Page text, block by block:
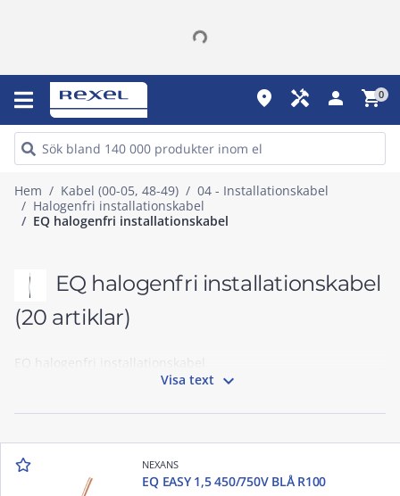
place handyman person shopping_cart0
Hem Kabel (00-05, 48-49)
04 - Installationskabel
Halogenfri installationskabel
EQ halogenfri installationskabel
EQ halogenfri installationskabel
(20 artiklar)
EQ halogenfri installationskabel
Visa text 
NEXANS
EQ EASY 1,5 450/750V BLÅ R100